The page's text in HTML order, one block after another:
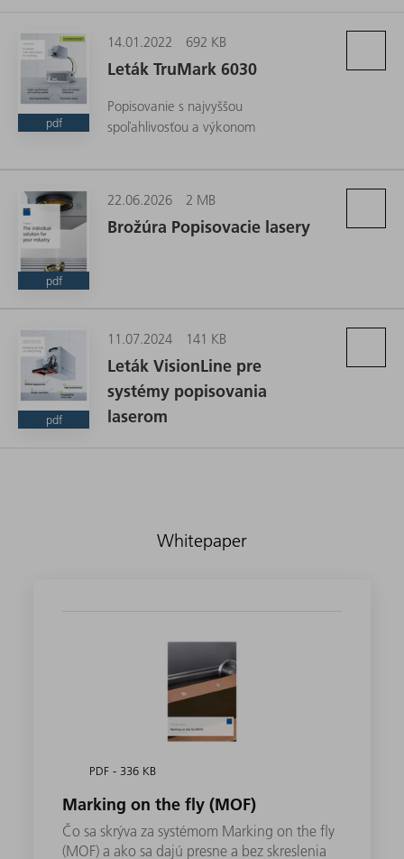
pdf
14.01.2022 692 KB
Leták TruMark 6030
Popisovanie s najvyššou
spoľahlivosťou a výkonom
pdf
22.06.2026 2 MB
Brožúra Popisovacie lasery
pdf
11.07.2024 141 KB
Leták VisionLine pre
systémy popisovania
laserom
Whitepaper
PDF - 336 KB
Marking on the fly (MOF)
Čo sa skrýva za systémom Marking on the fly
(MOF) a ako sa dajú presne a bez skreslenia